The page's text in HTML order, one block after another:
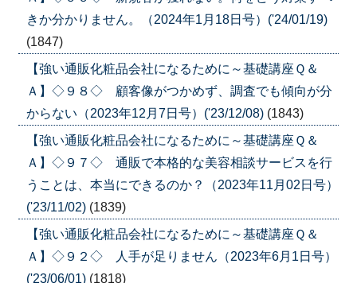
きか分かりません。（2024年1月18日号）('24/01/19)
(1847)
【強い通販化粧品会社になるために～基礎講座Ｑ＆
Ａ】◇９８◇ 顧客像がつかめず、調査でも傾向が分
からない（2023年12月7日号）('23/12/08) (1843)
【強い通販化粧品会社になるために～基礎講座Ｑ＆
Ａ】◇９７◇ 通販で本格的な美容相談サービスを行
うことは、本当にできるのか？（2023年11月02日号）
('23/11/02) (1839)
【強い通販化粧品会社になるために～基礎講座Ｑ＆
Ａ】◇９２◇ 人手が足りません（2023年6月1日号）
('23/06/01) (1818)